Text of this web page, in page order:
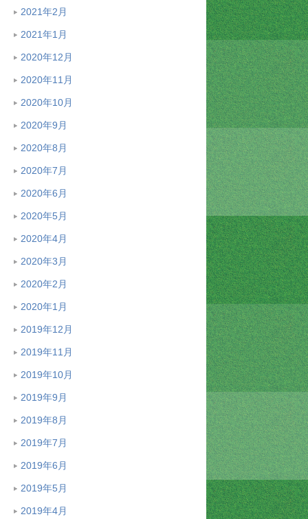
2021年2月
2021年1月
2020年12月
2020年11月
2020年10月
2020年9月
2020年8月
2020年7月
2020年6月
2020年5月
2020年4月
2020年3月
2020年2月
2020年1月
2019年12月
2019年11月
2019年10月
2019年9月
2019年8月
2019年7月
2019年6月
2019年5月
2019年4月